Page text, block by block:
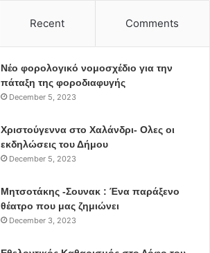
Recent Comments
Νέο φορολογικό νομοσχέδιο για την
πάταξη της φοροδιαφυγής
December 5, 2023
Χριστούγεννα στο Χαλάνδρι- Ολες οι
εκδηλώσεις του Δήμου
December 5, 2023
Μητσοτάκης -Σουνακ : Ένα παράξενο
θέατρο που μας ζημιώνει
December 3, 2023